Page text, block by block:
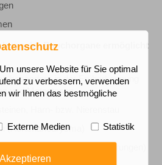
der Bauchorgane ermöglicht
besonders in der Früherkennung
und Metastasen
Harn- bzw. Nierenstau
(Aortenaneurysma)
(u.a. Darmtransportstörungen)
unsere Website für Sie optimal
zu verbessern, verwenden
wir Ihnen das bestmögliche
Externe Medien Statistik
Akzeptieren